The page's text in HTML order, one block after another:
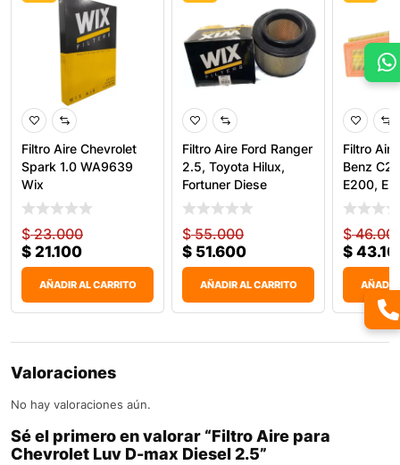
Filtro Aire Chevrolet
Spark 1.0 WA9639
Wix
$23.000
$ 21.100
AÑADIR AL CARRITO
Filtro Aire Ford Ranger
2.5, Toyota Hilux,
Fortuner Diese
$55.000
$ 51.600
AÑADIR AL CARRITO
Filtro
Benz
E200,
W
$
$
AÑADIR
Valoraciones
No hay valoraciones aún.
Sé el primero en valorar “Filtro Aire para
Chevrolet Luv D-max Diesel 2.5”